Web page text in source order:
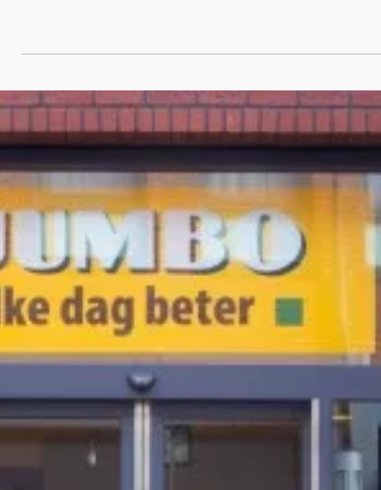
Mitra
Mitra is een full service en no nonsens slijterij
een breed assortiment in o.a. rum, whisky, likeur
en speciaalbier. Cadeaus: bij ons...